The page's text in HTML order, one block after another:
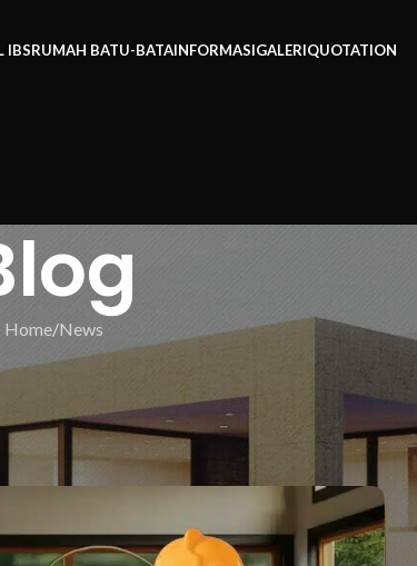
IBSRUMAH BATU-BATAINFORMASIGALERIQUOTATION
Home News
Bina Rumah Impian